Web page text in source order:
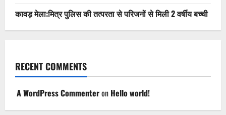
कावड़ मेला:मित्र पुलिस की तत्परता से परिजनों से मिली 2 वर्षीय बच्ची
RECENT COMMENTS
A WordPress Commenteron Hello world!